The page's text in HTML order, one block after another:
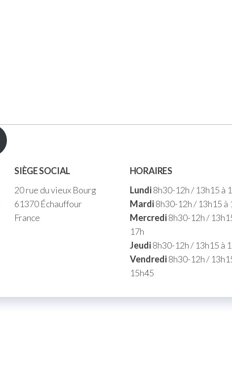
SIÈGE SOCIAL
20 rue du vieux Bourg
61370 Échauffour
France
HORAIRES
Lundi8h30-12h / 13h15 à
Mardi8h30-12h / 13h15 à
Mercredi8h30-12h /
17h
Jeudi8h30-12h / 13h15 à
Vendredi8h30-12h /
15h45